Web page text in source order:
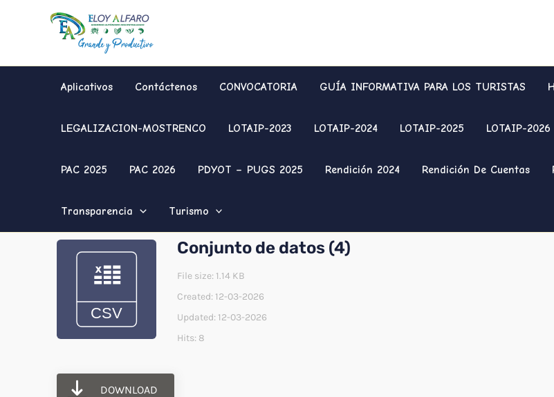
Aplicativos Contáctenos CONVOCATORIA GUÍA INFORMATIVA PARA LOS TURISTAS
LEGALIZACION-MOSTRENCO LOTAIP-2023 LOTAIP-2024 LOTAIP-2025 LOTAIP-2026
PAC 2025 PAC 2026 PDYOT – PUGS 2025 Rendición 2024 Rendición De Cuentas
Transparencia Turismo
Conjunto de datos (4)
File size: 1.14 KB
Created: 12-03-2026
Updated: 12-03-2026
Hits: 8
DOWNLOAD